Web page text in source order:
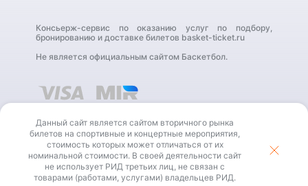
Консьерж-сервис по оказанию услуг по подбору,
бронированию и доставке билетов basket-ticket.ru
Не является официальным сайтом Баскетбол.
В своей деятельности сайт не использует РИД третьих
лиц, не связан с товарами (работами, услугами)
владельцев РИД.
Данный сайт является сайтом вторичного рынка
билетов на спортивные и концертные мероприятия,
стоимость которых может отличаться от их
номинальной стоимости. В своей деятельности сайт
не использует РИД третьих лиц, не связан с
товарами (работами, услугами) владельцев РИД.